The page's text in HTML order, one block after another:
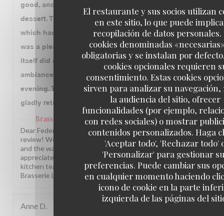
El restaurante y sus socios utilizan
en este sitio, lo que puede
recopilación de datos personales.
cookies denominadas
obligatorias y se instalan por
cookies opcionales requieren
consentimiento. Estas cookies
sirven para analizar su
la audiencia del sitio, ofrecer
funcionalidades (por ejemplo,
con redes sociales) o mostrar
contenidos personalizados. Haga
'Aceptar todo', 'Rechazar todo'
'Personalizar' para gestionar
preferencias. Puede cambiar sus
en cualquier momento haciendo
icono de cookie en la parte
izquierda de las páginas del
good, and we also enjoyed the floating island for
dessert. The only disappointment was the beef,
which had good flavor but was a bit tough. Overall, it
was a pleasant experience, although we felt the food
itself did not quite match the price we paid. The
ambiance and service were the highlights of the
evening. Thank you to the entire team. We would
gladly return for the atmosphere and hospitality.
Brasserie Lipp
ha respondido a su opinión
Dear Federico, Thank you so much for this wonderful
review! We are delighted you enjoyed the atmosphere
and the warm service. Your note about the beef is truly
appreciated, and we will make sure to pass it along to our
kitchen team. We hope to welcome you back soon! The
Brasserie Lipp team!
Anne D